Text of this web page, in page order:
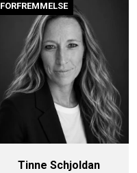
FORFREMMELSE
Tinne Schjoldan